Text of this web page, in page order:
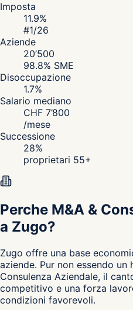
Imposta
11.9%
#1/26
Aziende
20’500
98.8% SME
Disoccupazione
1.7%
Salario mediano
CHF 7’800
/mese
Successione
28%
proprietari 55+
Perche M&A &
a Zugo?
Zugo offre una base
aziende. Pur non essendo un
Consulenza Aziendale, il
competitivo e una forza
condizioni favorevoli.